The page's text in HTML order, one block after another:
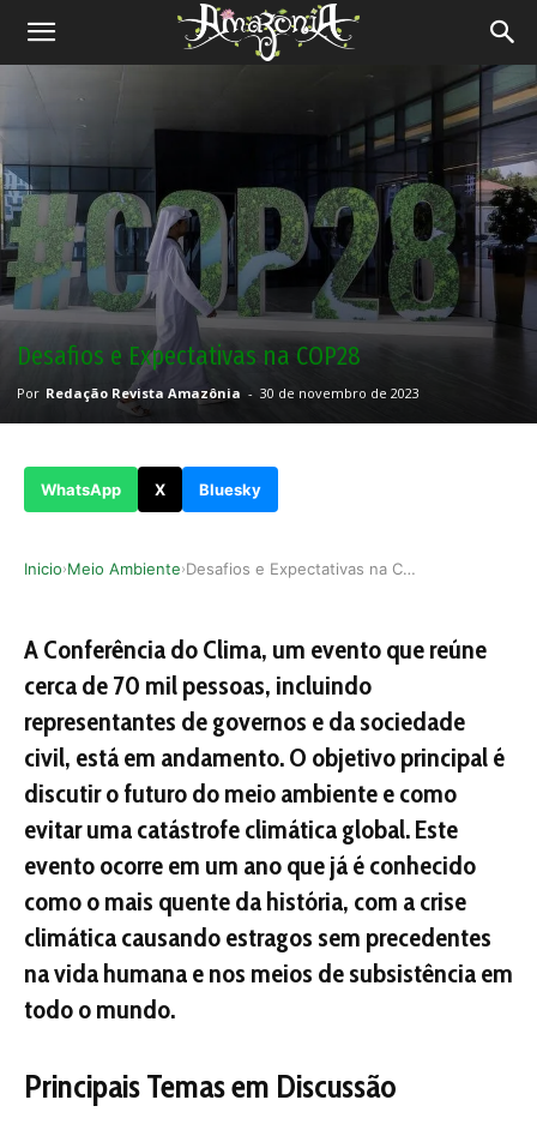
Revista
Desafios e Expectativas na COP28
Por Redação Revista Amazônia - 30 de novembro de 2023
WhatsApp X Bluesky
Inicio›Meio Ambiente› Desafios e Expectativas na COP28
A Conferência do Clima, um evento que reúne
cerca de 70 mil pessoas, incluindo
representantes de governos e da sociedade
civil, está em andamento. O objetivo principal é
discutir o futuro do meio ambiente e como
evitar uma catástrofe climática global. Este
evento ocorre em um ano que já é conhecido
como o mais quente da história, com a crise
climática causando estragos sem precedentes
na vida humana e nos meios de subsistência em
todo o mundo.
Principais Temas em Discussão